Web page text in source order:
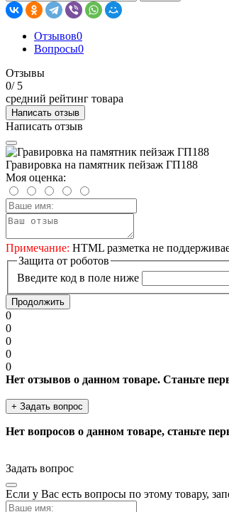
Отзывов0
Вопросы0
Отзывы
0/ 5
средний рейтинг товара
Написать отзыв
Написать отзыв
Гравировка на памятник пейзаж ГП188
Моя оценка:
Примечание: HTML разметка не
Защита от роботов
Введите код в поле ниже
Продолжить
0
0
0
0
0
Нет отзывов о данном товаре. Станьте
+ Задать вопрос
Нет вопросов о данном товаре, станьте
Задать вопрос
Если у Вас есть вопросы по этому товару,